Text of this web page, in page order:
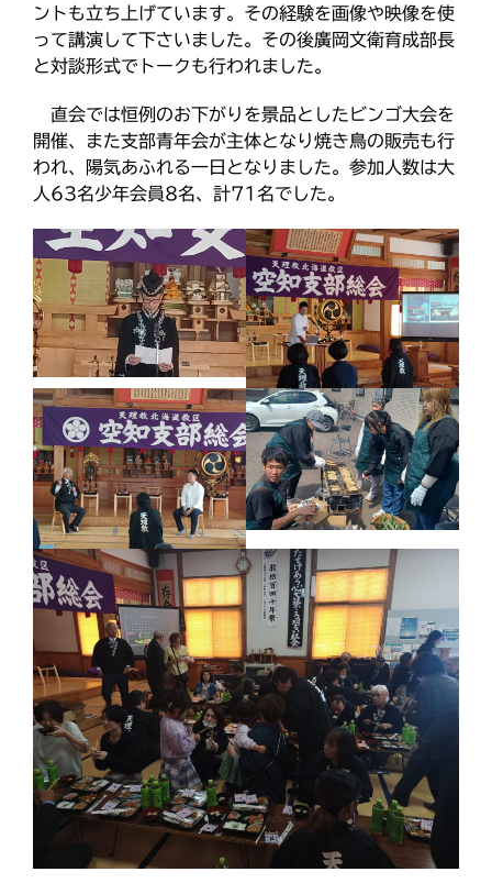
天塩支部 おつとめ総会
札幌東支部・婦人会合同総会
カテゴリー
タグ
meets あいさつ
おうた合唱団 にをいがけデー
ひのきしんデー
ふせこみひのきし
ん
ままっぷ
ようぼく一斉活動日
上川 余市 倶知安 八雲
函館 動画 北見 十勝
千恵広 南空知 天塩
天理時報 天龍 天龍支部
子ども食堂 宗谷 室蘭
富良野 小樽 教区報
教区祭 教誨師 日高 旭川
札幌 札幌中南
札幌北西 札幌東
札幌白豊 渡島
災救通信 献血 空知
紋別 網走 苫小牧 釧根
ントも立ち上げています。その経験を画像や映像を使
って講演して下さいました。その後廣岡文衛育成部長
と対談形式でトークも行われました。
直会では恒例のお下がりを景品としたビンゴ大会を
開催、また支部青年会が主体となり焼き鳥の販売も行
われ、陽気あふれる一日となりました。参加人数は大
人63名少年会員8名、計71名でした。